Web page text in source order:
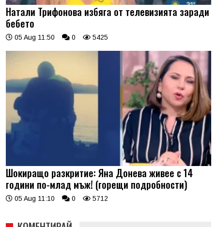
Натали Трифонова избяга от телевизията заради
бебето
05 Aug 11:50 0 5425
Шокиращо разкритие: Яна Донева живее с 14
години по-млад мъж! (горещи подробности)
05 Aug 11:10 0 5712